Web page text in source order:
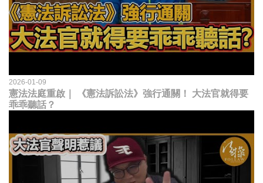
2026-01-09
憲法法庭重啟｜ 《憲法訴訟法》強行通關！ 大法官就得要
乖乖聽話？